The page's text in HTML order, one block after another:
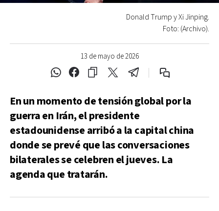
13 de mayo de 2026
Donald Trump y Xi Jinping.
Foto: (Archivo).
En un momento de tensión global por la
guerra en Irán, el presidente
estadounidense arribó a la capital china
donde se prevé que las conversaciones
bilaterales se celebren el jueves. La
agenda que tratarán.